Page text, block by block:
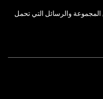
والرسائل التي تحمل